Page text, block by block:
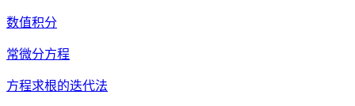
数值积分
常微分方程
方程求根的迭代法